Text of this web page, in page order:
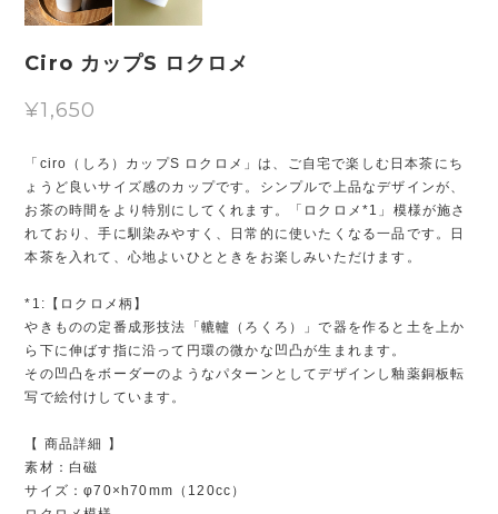
Ciro カップS ロクロメ
¥1,650
「ciro（しろ）カップS ロクロメ」は、ご自宅で楽しむ日本茶にち
ょうど良いサイズ感のカップです。シンプルで上品なデザインが、
お茶の時間をより特別にしてくれます。「ロクロメ*1」模様が施さ
れており、手に馴染みやすく、日常的に使いたくなる一品です。日
本茶を入れて、心地よいひとときをお楽しみいただけます。
*1:【ロクロメ柄】
やきものの定番成形技法「轆轤（ろくろ）」で器を作ると土を上か
ら下に伸ばす指に沿って円環の微かな凹凸が生まれます。
その凹凸をボーダーのようなパターンとしてデザインし釉薬銅板転
写で絵付けしています。
【 商品詳細 】
素材：白磁
サイズ：φ70×h70mm（120cc）